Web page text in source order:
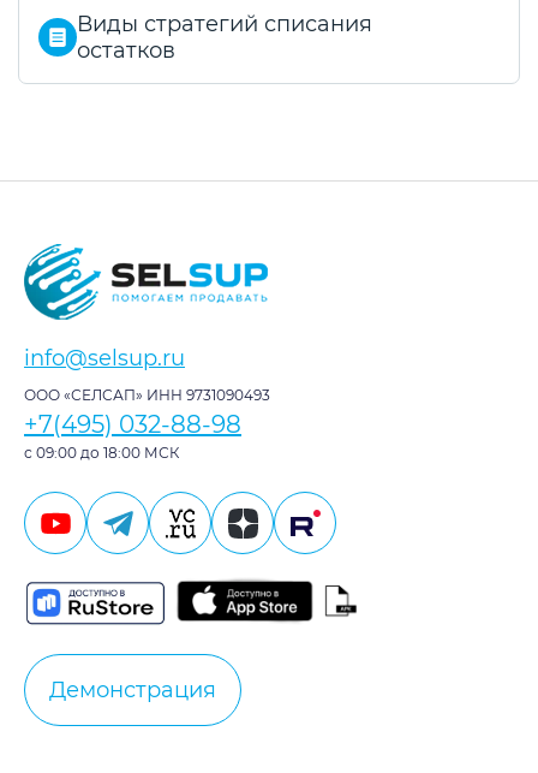
Виды стратегий списания
остатков
info@selsup.ru
ООО «СЕЛСАП» ИНН 9731090493
+7(495) 032-88-98
с 09:00 до 18:00 МСК
Демонстрация